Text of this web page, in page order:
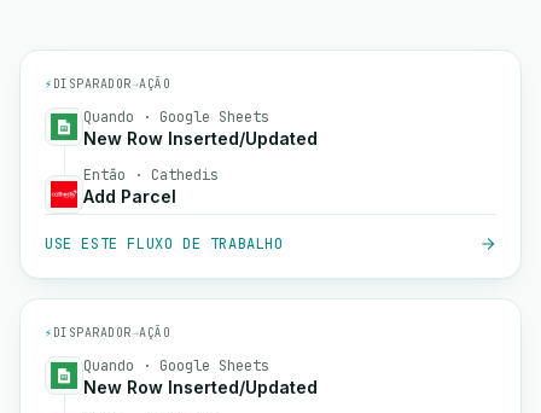
⚡ DISPARADOR→AÇÃO
Quando · Google Sheets
New Row Inserted/Updated
Então · Cathedis
Add Parcel
USE ESTE FLUXO DE TRABALHO
⚡ DISPARADOR→AÇÃO
Quando · Google Sheets
New Row Inserted/Updated